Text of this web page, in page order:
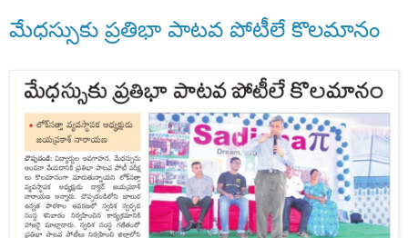
మేధస్సుకు ప్రతిభా పాటవ పోటీలే కొలమానం